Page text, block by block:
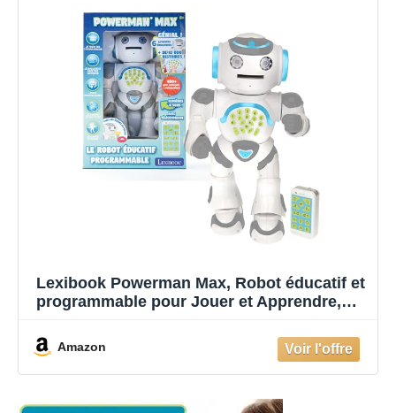
Lexibook Powerman Max, Robot éducatif et
programmable pour Jouer et Apprendre,
Danse, Musique, STEM, raconte des
Histoires, Lance des disques, ROB80FR
Amazon